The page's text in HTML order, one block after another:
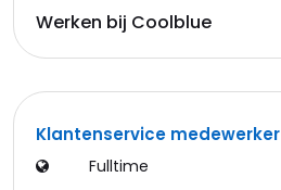
Werken bij Coolblue
Klantenservice medewerker
Fulltime